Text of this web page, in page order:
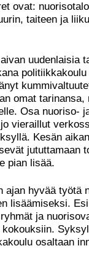
ovat:
taiteen ja
uudenlaisia
omat tarinansa,
Osa nuoriso-
vieraillut
Kesän
jututtamaan
pian lisää.
ajan hyvää työtä
lisäämiseksi.
ja
osaltaan